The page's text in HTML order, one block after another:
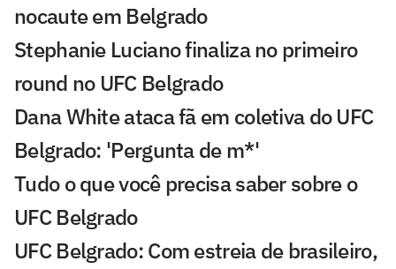
nocaute em Belgrado
Stephanie Luciano finaliza no primeiro
round no UFC Belgrado
Dana White ataca fã em coletiva do UFC
Belgrado: 'Pergunta de m*'
Tudo o que você precisa saber sobre o
UFC Belgrado
UFC Belgrado: Com estreia de brasileiro,